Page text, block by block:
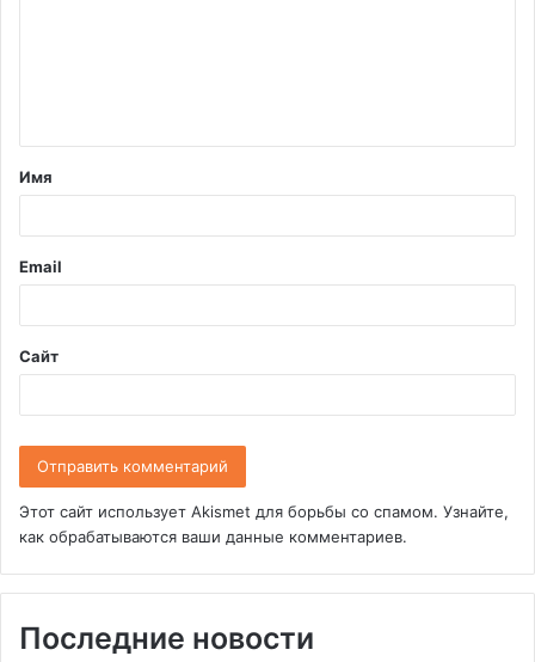
т
а
й
*
Имя
Email
Сайт
Этот сайт использует Akismet для борьбы со спамом. Узнайте,
как обрабатываются ваши данные комментариев.
Последние новости